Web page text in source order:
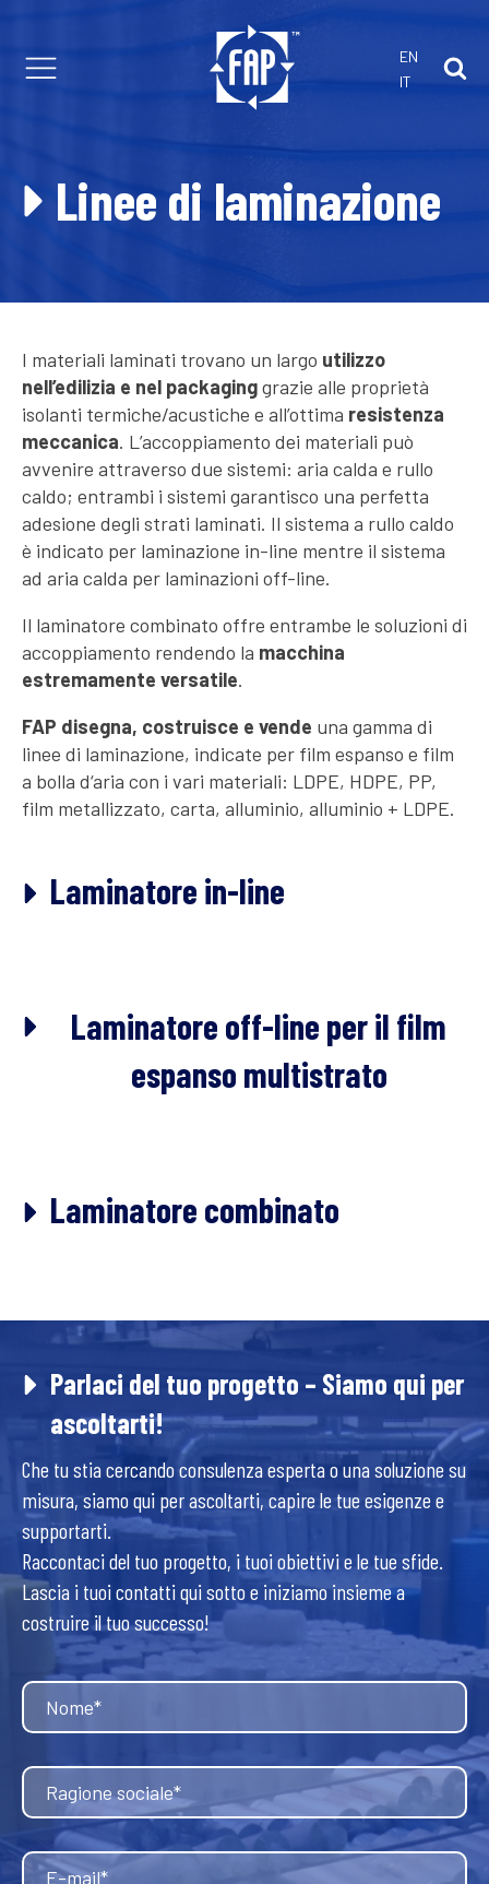
consulenza
di Ricambio
EN
IT
Linee di laminazione
I materiali laminati trovano un largo utilizzo
nell’edilizia e nel packaginggrazie alle proprietà
isolanti termiche/acustiche e all’ottima resistenza
meccanica. L’accoppiamento dei materiali può
avvenire attraverso due sistemi: aria calda e rullo
caldo; entrambi i sistemi garantisco una perfetta
adesione degli strati laminati. Il sistema a rullo caldo
è indicato per laminazione in-line mentre il sistema
ad aria calda per laminazioni off-line.
Il laminatore combinato offre entrambe le soluzioni di
accoppiamento rendendo la macchina
estremamente versatile.
FAP disegna, costruisce e vende una gamma di
linee di laminazione, indicate per film espanso e film
a bolla d‘aria con i vari materiali: LDPE, HDPE, PP,
film metallizzato, carta, alluminio, alluminio + LDPE.
Laminatore in-line
Laminatore off-line per il film
espanso multistrato
Laminatore combinato
Parlaci del tuo progetto – Siamo qui per
ascoltarti!
Che tu stia cercando consulenza esperta o una soluzione su
misura, siamo qui per ascoltarti, capire le tue esigenze e
supportarti.
Raccontaci del tuo progetto, i tuoi obiettivi e le tue sfide.
Lascia i tuoi contatti qui sotto e iniziamo insieme a
costruire il tuo successo!